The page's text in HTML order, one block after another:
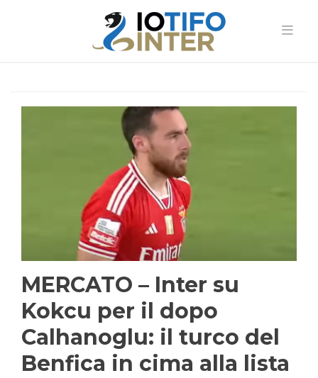
MERCATO – Inter su
Kokcu per il dopo
Calhanoglu: il turco del
Benfica in cima alla lista